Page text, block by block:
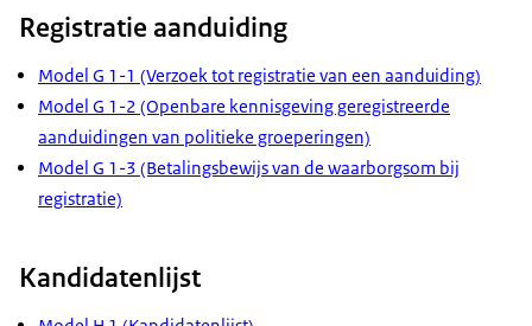
Registratie aanduiding
Model G 1-1 (Verzoek tot registratie van een aanduiding)
Model G 1-2 (Openbare kennisgeving geregistreerde
aanduidingen van politieke groeperingen)
Model G 1-3 (Betalingsbewijs van de waarborgsom bij
registratie)
Kandidatenlijst